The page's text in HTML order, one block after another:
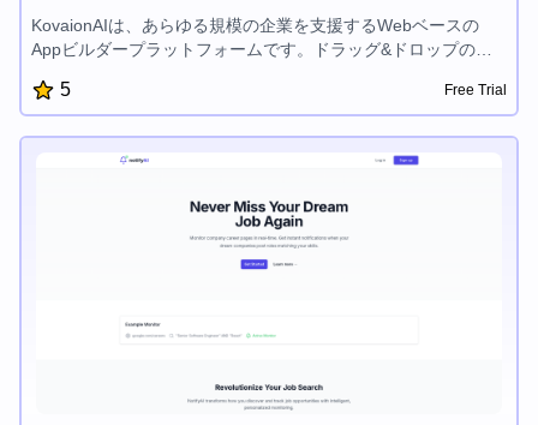
KovaionAIは、あらゆる規模の企業を支援するWebベースの
Appビルダープラットフォームです。ドラッグ&ドロップのビ
自動化など、複雑なコーディングなしで、迅速かつコスト効率
的にカスタムのモバイル対応アプリケーションを作成すること
ができます。
5 Free Trial